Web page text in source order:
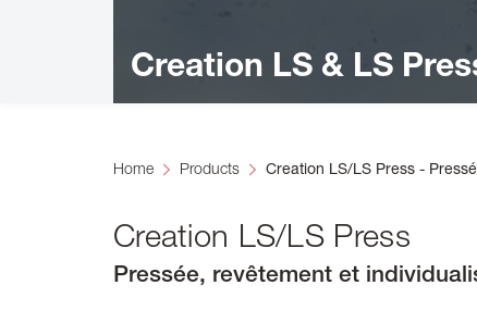
Creation LS & LS
Home Products Creation LS/LS Press -
Creation LS/LS Press
Pressée, revêtement et